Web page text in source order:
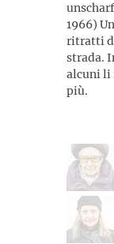
1966)
ritratti
strada.
alcuni li
più.